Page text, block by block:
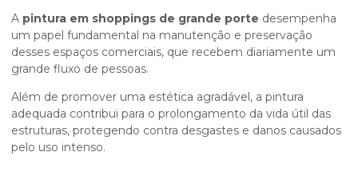
A pintura em shoppings de grande porte desempenha
um papel fundamental na manutenção e preservação
desses espaços comerciais, que recebem diariamente um
grande fluxo de pessoas.
Além de promover uma estética agradável, a pintura
adequada contribui para o prolongamento da vida útil das
estruturas, protegendo contra desgastes e danos causados
pelo uso intenso.